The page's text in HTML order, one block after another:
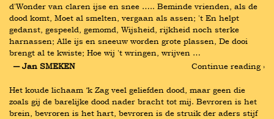
d'Wonder van claren ijse en snee ….. Beminde vrienden, als de
dood komt, Moet al smelten, vergaan als assen; 't En helpt
gedanst, gespeeld, gemomd, Wijsheid, rijkheid noch sterke
harnassen; Alle ijs en sneeuw worden grote plassen, De dooi
brengt al te kwiste; Hoe wij 't wringen, wrijven …
― Jan SMEKEN
Continue reading ›
Het koude lichaam ‘k Zag veel geliefden dood, maar geen die
zoals gij de barelijke dood nader bracht tot mij. Bevroren is het
brein, bevroren is het hart, bevroren is de struik der aders stijf